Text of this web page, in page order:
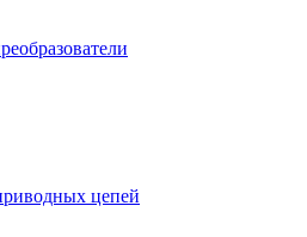
цeпeй